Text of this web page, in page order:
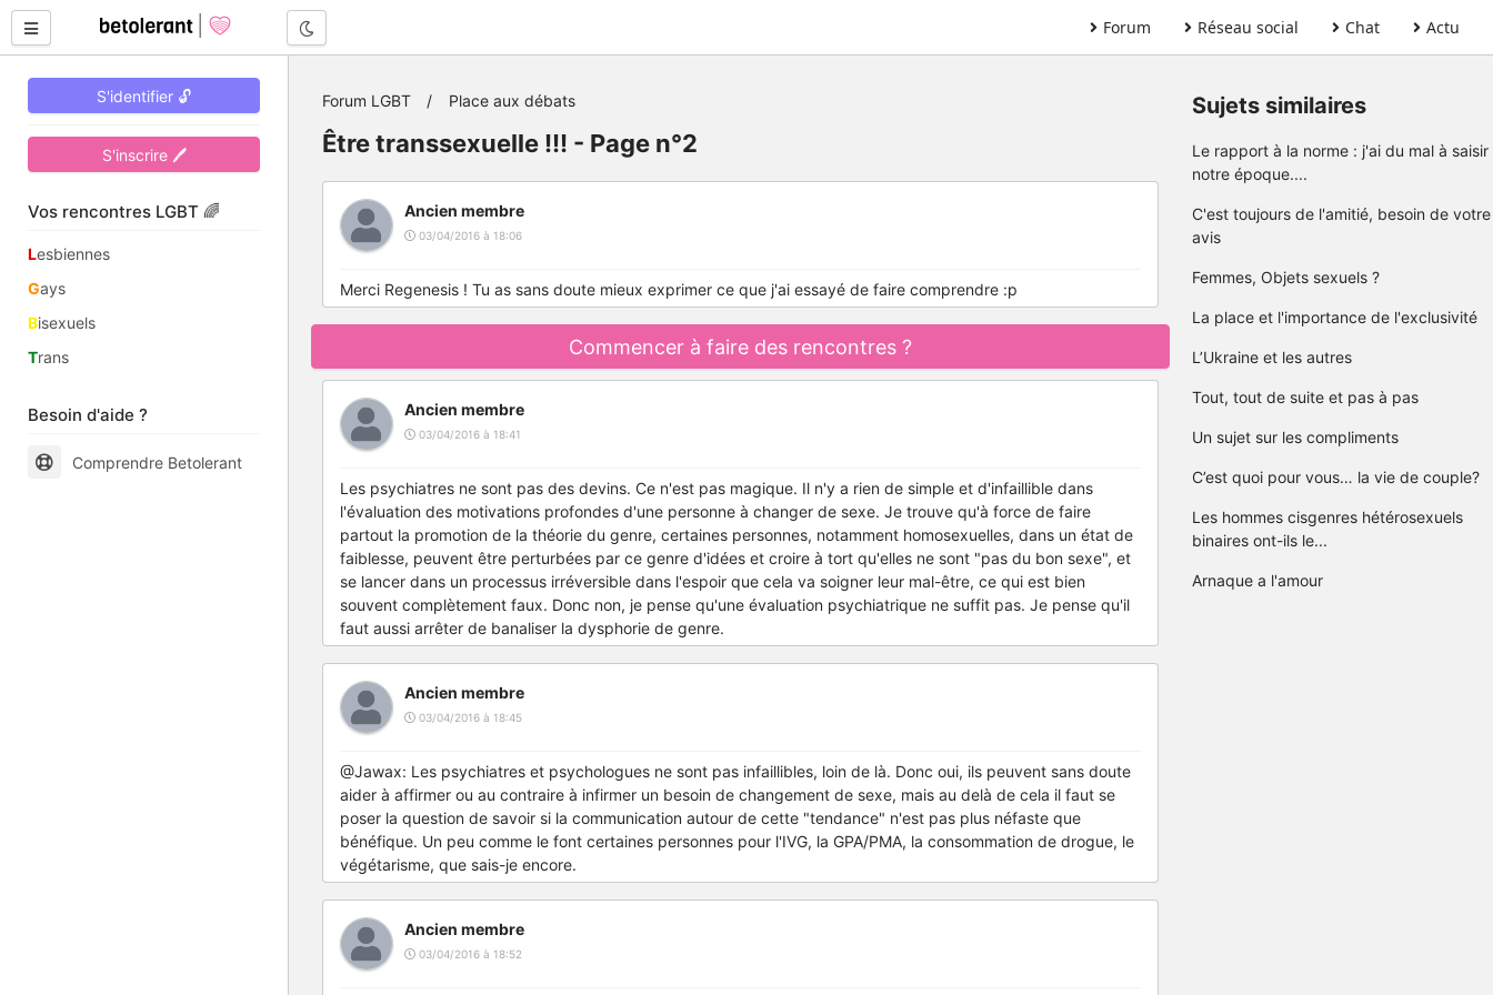
Forum Réseau social Chat Actu
S'identifier 🔓
S'inscrire 🖊
Vos rencontres LGBT 🌈
Lesbiennes
Gays
Bisexuels
Trans
Besoin d'aide ?
Comprendre Betolerant
Forum LGBT Place aux débats
Être transsexuelle !!! - Page n°2
Ancien membre
03/04/2016 à 18:06
Merci Regenesis ! Tu as sans doute mieux exprimer ce que j'ai essayé de faire comprendre :p
Commencer à faire des rencontres ?
Ancien membre
03/04/2016 à 18:41
Les psychiatres ne sont pas des devins. Ce n'est pas magique. Il n'y a rien de simple et d'infaillible dans
l'évaluation des motivations profondes d'une personne à changer de sexe. Je trouve qu'à force de faire
partout la promotion de la théorie du genre, certaines personnes, notamment homosexuelles, dans un état de
faiblesse, peuvent être perturbées par ce genre d'idées et croire à tort qu'elles ne sont "pas du bon sexe", et
se lancer dans un processus irréversible dans l'espoir que cela va soigner leur mal-être, ce qui est bien
souvent complètement faux. Donc non, je pense qu'une évaluation psychiatrique ne suffit pas. Je pense qu'il
faut aussi arrêter de banaliser la dysphorie de genre.
Ancien membre
03/04/2016 à 18:45
@Jawax: Les psychiatres et psychologues ne sont pas infaillibles, loin de là. Donc oui, ils peuvent sans doute
aider à affirmer ou au contraire à infirmer un besoin de changement de sexe, mais au delà de cela il faut se
poser la question de savoir si la communication autour de cette "tendance" n'est pas plus néfaste que
bénéfique. Un peu comme le font certaines personnes pour l'IVG, la GPA/PMA, la consommation de drogue, le
végétarisme, que sais-je encore.
Ancien membre
03/04/2016 à 18:52
Sujets similaires
Le rapport à la norme : j'ai du mal à saisir
notre époque....
C'est toujours de l'amitié, besoin de votre
avis
Femmes, Objets sexuels ?
La place et l'importance de l'exclusivité
L’Ukraine et les autres
Tout, tout de suite et pas à pas
Un sujet sur les compliments
C’est quoi pour vous… la vie de couple?
Les hommes cisgenres hétérosexuels
binaires ont-ils le...
Arnaque a l'amour